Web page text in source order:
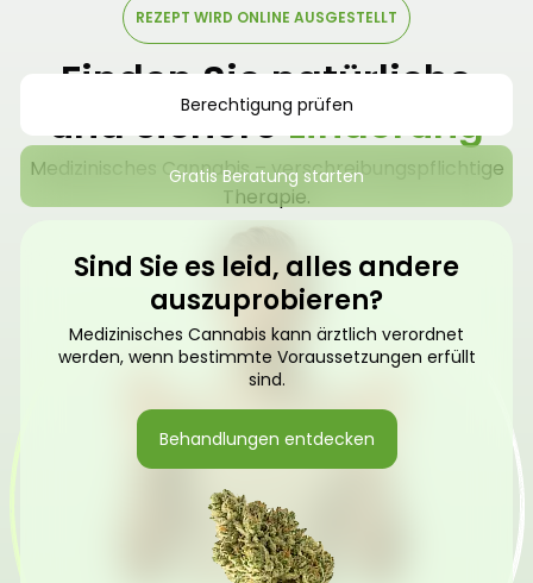
REZEPT WIRD ONLINE AUSGESTELLT
Finden Sie natürliche
und sichereLinderung
Medizinisches Cannabis – verschreibungspflichtige
Therapie.
Berechtigung prüfen
Gratis Beratung starten
Sind Sie es leid, alles andere
auszuprobieren?
Medizinisches Cannabis kann ärztlich verordnet
werden, wenn bestimmte Voraussetzungen erfüllt
sind.
Behandlungen entdecken